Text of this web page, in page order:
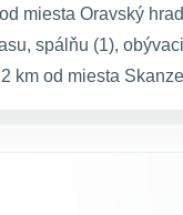
miesta Oravský
spálňu (1),
km od miesta